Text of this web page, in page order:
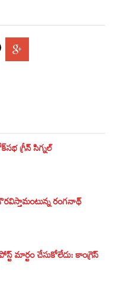
గ్రీన్ సిగ్నల్‌
రంగనాథ్
మార్టం చేసుకోలేదు: కాంగ్రెస్‌